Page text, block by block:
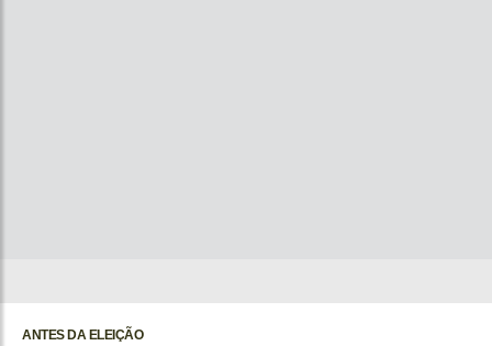
ANTES DA ELEIÇÃO